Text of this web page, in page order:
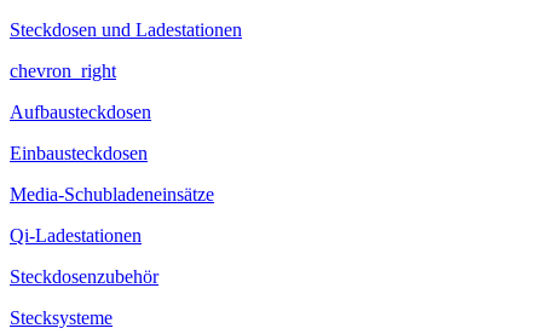
Steckdosen und Ladestationen
chevron_right
Aufbausteckdosen
Einbausteckdosen
Media-Schubladeneinsätze
Qi-Ladestationen
Steckdosenzubehör
Stecksysteme